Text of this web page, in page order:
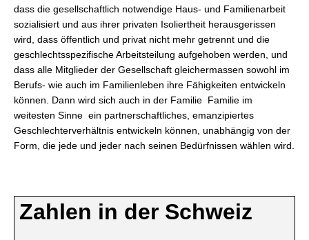
dass die gesellschaftlich notwendige Haus- und Familienarbeit
sozialisiert und aus ihrer privaten Isoliertheit herausgerissen
wird, dass öffentlich und privat nicht mehr getrennt und die
geschlechtsspezifische Arbeitsteilung aufgehoben werden, und
dass alle Mitglieder der Gesellschaft gleichermassen sowohl im
Berufs- wie auch im Familienleben ihre Fähigkeiten entwickeln
können. Dann wird sich auch in der Familie  Familie im
weitesten Sinne  ein partnerschaftliches, emanzipiertes
Geschlechterverhältnis entwickeln können, unabhängig von der
Form, die jede und jeder nach seinen Bedürfnissen wählen wird.
Zahlen in der Schweiz